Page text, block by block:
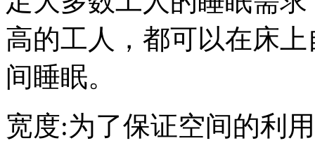
高的工人，都可以在床
间睡眠。
宽度:为了保证空间的利